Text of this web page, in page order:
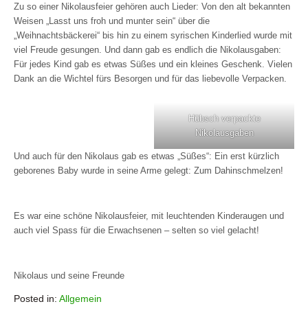
Zu so einer Nikolausfeier gehören auch Lieder: Von den alt bekannten
Weisen „Lasst uns froh und munter sein“ über die
„Weihnachtsbäckerei“ bis hin zu einem syrischen Kinderlied wurde mit
viel Freude gesungen. Und dann gab es endlich die Nikolausgaben:
Für jedes Kind gab es etwas Süßes und ein kleines Geschenk. Vielen
Dank an die Wichtel fürs Besorgen und für das liebevolle Verpacken.
Hübsch verpackte
Nikolausgaben
Und auch für den Nikolaus gab es etwas „Süßes“: Ein erst kürzlich
geborenes Baby wurde in seine Arme gelegt: Zum Dahinschmelzen!
Es war eine schöne Nikolausfeier, mit leuchtenden Kinderaugen und
auch viel Spass für die Erwachsenen – selten so viel gelacht!
Nikolaus und seine Freunde
Posted in: Allgemein